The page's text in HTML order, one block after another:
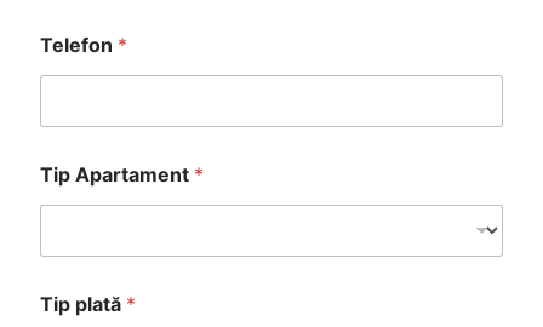
Telefon *
Tip Apartament *
Tip plată *